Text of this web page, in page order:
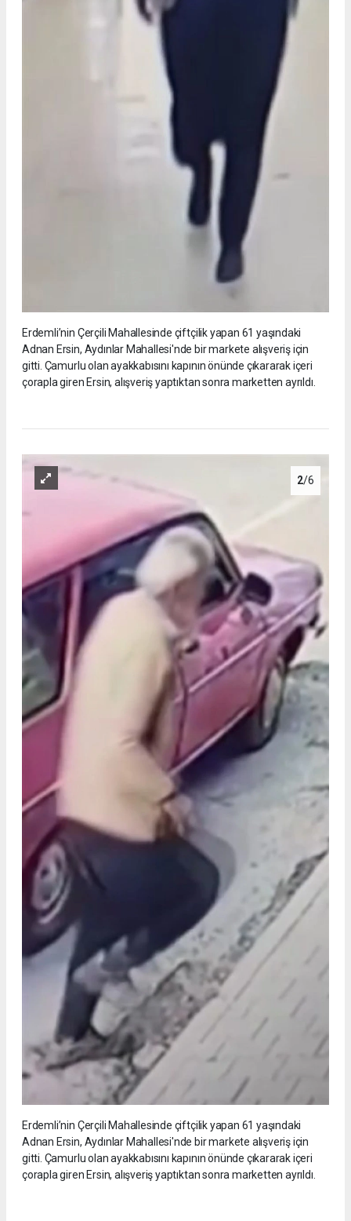
Erdemli’nin Çerçili Mahallesinde çiftçilik yapan 61 yaşındaki
Adnan Ersin, Aydınlar Mahallesi'nde bir markete alışveriş için
gitti. Çamurlu olan ayakkabısını kapının önünde çıkararak içeri
çorapla giren Ersin, alışveriş yaptıktan sonra marketten ayrıldı.
2/6
Erdemli’nin Çerçili Mahallesinde çiftçilik yapan 61 yaşındaki
Adnan Ersin, Aydınlar Mahallesi'nde bir markete alışveriş için
gitti. Çamurlu olan ayakkabısını kapının önünde çıkararak içeri
çorapla giren Ersin, alışveriş yaptıktan sonra marketten ayrıldı.